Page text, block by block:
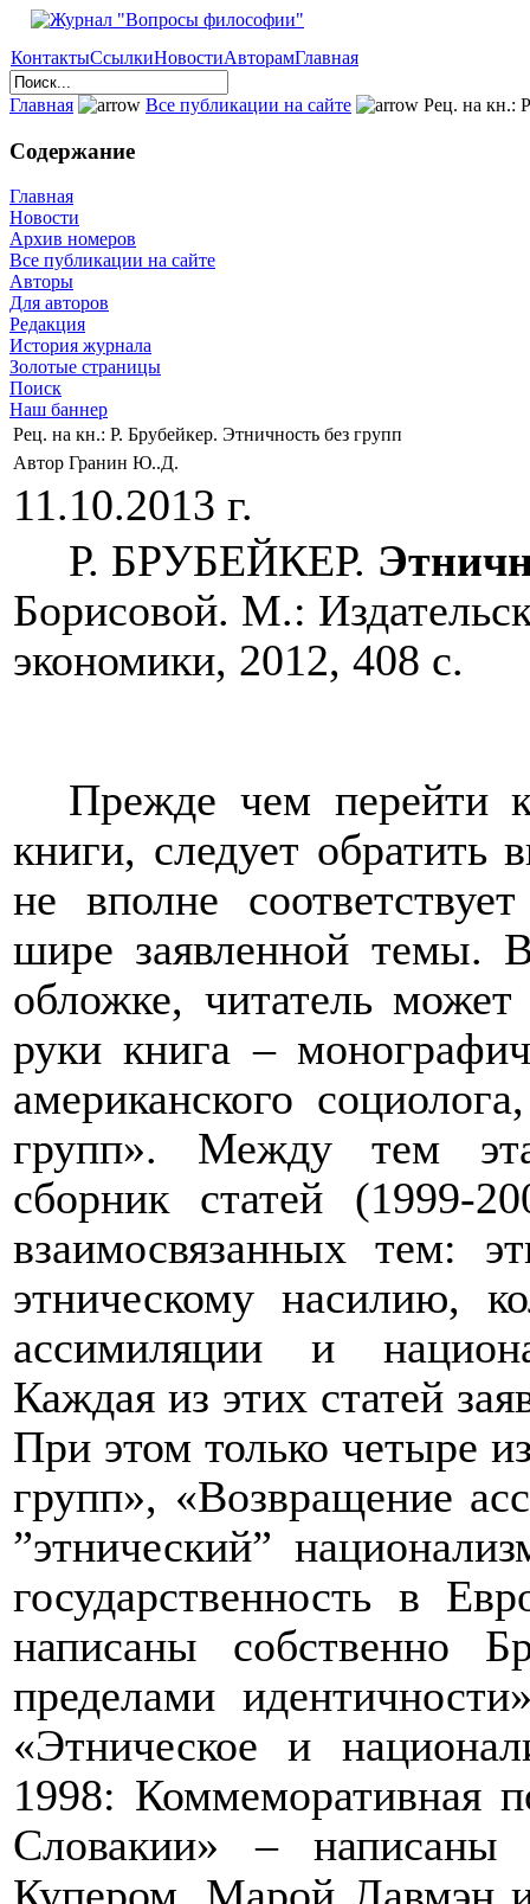
КонтактыСсылкиНовостиАвторамГлавная
Главная Все публикации на сайте Рец. на кн.:
Содержание
Главная
Новости
Архив номеров
Все публикации на сайте
Авторы
Для авторов
Редакция
История журнала
Золотые страницы
Поиск
Наш баннер
Рец. на кн.: Р. Брубейкер. Этничность без групп
Автор Гранин Ю..Д.
11.10.2013 г.
Р. БРУБЕЙКЕР.
Борисовой. М.:
экономики, 2012, 408 с.
Прежде чем перейти
книги, следует обратить
не вполне
шире заявленной темы.
обложке, читатель
руки книга –
американского
групп». Между тем эта
сборник статей (1999-
взаимосвязанных тем:
этническому насилию,
ассимиляции и
Каждая из этих статей
При этом только четыре
групп», «Возвращение
”этнический”
государственность в
написаны собственно
пределами
«Этническое и
1998: Коммеморативная
Словакии» – написаны